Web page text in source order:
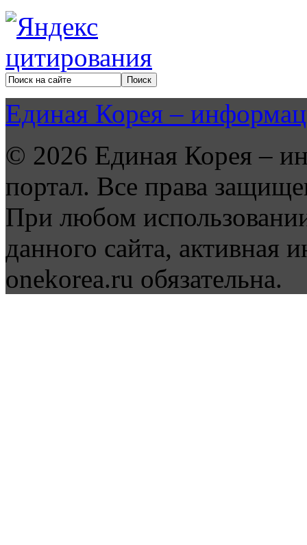
Единая Корея –
© 2026 Единая Корея –
портал. Все права
При любом
данного сайта, активная
onekorea.ru обязательна.